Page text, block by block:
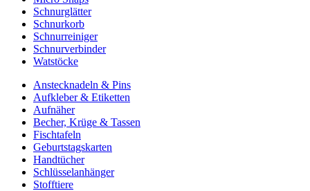
Schnurglätter
Schnurkorb
Schnurreiniger
Schnurverbinder
Watstöcke
Anstecknadeln & Pins
Aufkleber & Etiketten
Aufnäher
Becher, Krüge & Tassen
Fischtafeln
Geburtstagskarten
Handtücher
Schlüsselanhänger
Stofftiere